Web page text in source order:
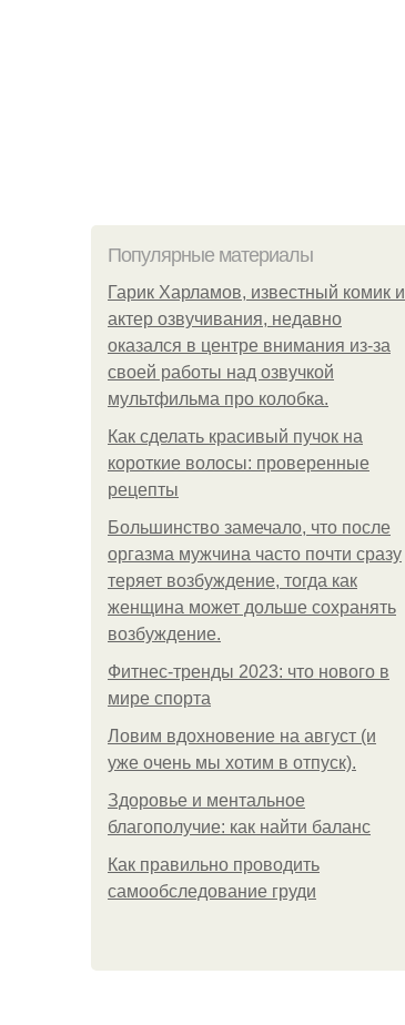
Популярные материалы
Гарик Харламов, известный комик и
актер озвучивания, недавно
оказался в центре внимания из-за
своей работы над озвучкой
мультфильма про колобка.
Как сделать красивый пучок на
короткие волосы: проверенные
рецепты
Большинство замечало, что после
оргазма мужчина часто почти сразу
теряет возбуждение, тогда как
женщина может дольше сохранять
возбуждение.
Фитнес-тренды 2023: что нового в
мире спорта
Ловим вдохновение на август (и
уже очень мы хотим в отпуск).
Здоровье и ментальное
благополучие: как найти баланс
Как правильно проводить
самообследование груди